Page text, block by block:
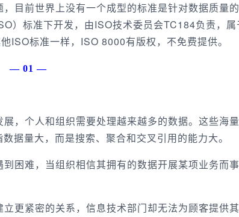
前世界上没有一个成型的标准是针对数据质量的
）标准下开发，由ISO技术委员会TC184负责，属
ISO标准一样，ISO 8000有版权，不免费提供。
个人和组织需要处理越来越多的数据。这些海
据量大，而是搜索、聚合和交叉引用的能力大。
难，当组织相信其拥有的数据开展某项业务而
紧密的关系，信息技术部门却无法为顾客提供